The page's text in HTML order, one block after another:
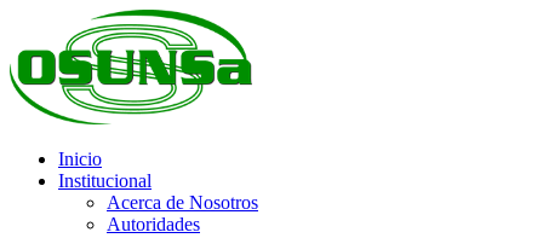
Inicio
Institucional
Acerca de Nosotros
Autoridades